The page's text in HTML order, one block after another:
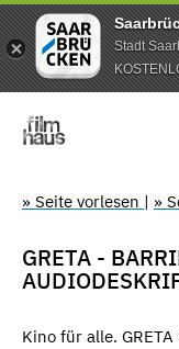
Stadt
» Seite vorlesen | »
GRETA -
Kino für alle.